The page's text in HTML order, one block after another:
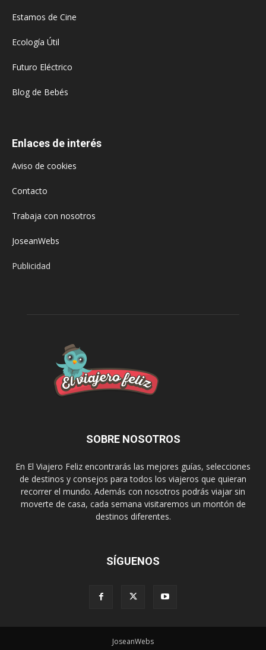
Estamos de Cine
Ecología Útil
Futuro Eléctrico
Blog de Bebés
Enlaces de interés
Aviso de cookies
Contacto
Trabaja con nosotros
JoseanWebs
Publicidad
SOBRE NOSOTROS
En El Viajero Feliz encontrarás las mejores guías, selecciones
de destinos y consejos para todos los viajeros que quieran
recorrer el mundo. Además con nosotros podrás viajar sin
moverte de casa, cada semana visitaremos un montón de
destinos diferentes.
SÍGUENOS
JoseanWebs